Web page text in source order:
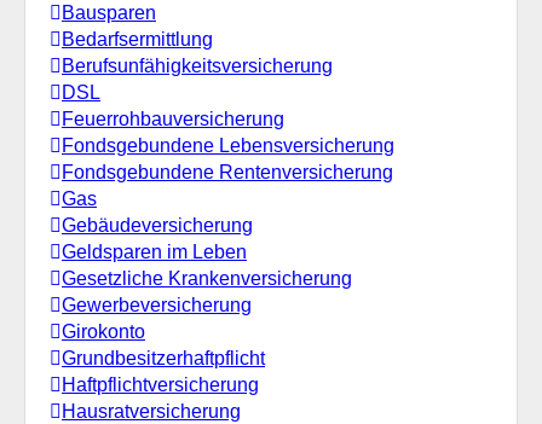
Bausparen
Bedarfsermittlung
Berufs­unfähigkeitsversicherung
DSL
Feuerrohbauversicherung
Fondsgebundene Lebensversicherung
Fondsgebundene Rentenversicherung
Gas
Gebäudeversicherung
Geldsparen im Leben
Gesetzliche Krankenversicherung
Gewerbeversicherung
Girokonto
Grundbesitzerhaftpflicht
Haftpflichtversicherung
Hausratversicherung